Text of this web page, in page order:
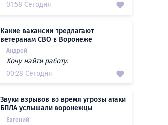
01:58 Сегодня
Какие вакансии предлагают
ветеранам СВО в Воронеже
Андрей
Хочу найти работу.
00:28 Сегодня
Звуки взрывов во время угрозы атаки
БПЛА услышали воронежцы
Евгений